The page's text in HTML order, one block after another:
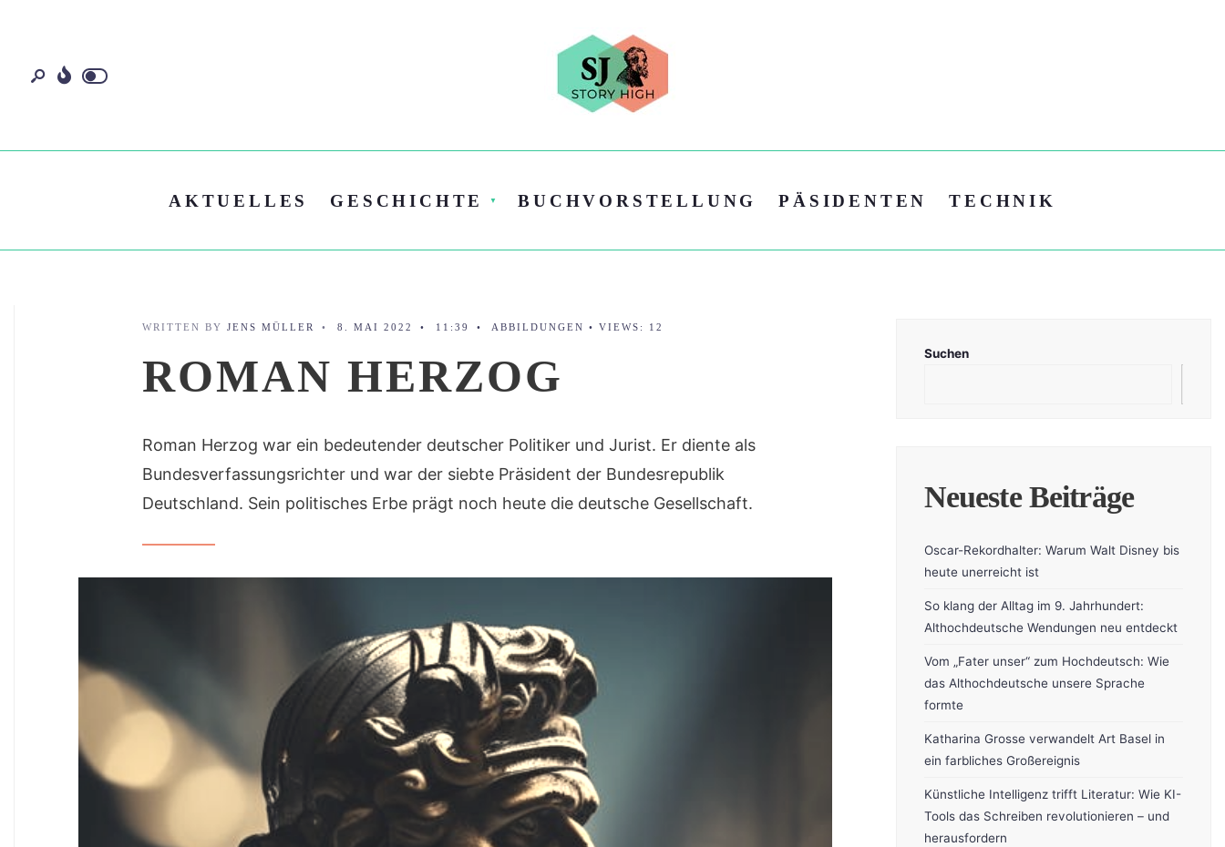
AKTUELLES GESCHICHTE BUCHVORSTELLUNG PÄSIDENTEN TECHNIK
WRITTEN BY JENS MÜLLER • 8. MAI 2022 • 11:39 • ABBILDUNGEN • VIEWS: 12
ROMAN HERZOG
Roman Herzog war ein bedeutender deutscher Politiker und Jurist. Er diente als
Bundesverfassungsrichter und war der siebte Präsident der Bundesrepublik
Deutschland. Sein politisches Erbe prägt noch heute die deutsche Gesellschaft.
Suchen
Neueste Beiträge
Oscar-Rekordhalter: Warum Walt Disney bis
heute unerreicht ist
So klang der Alltag im 9. Jahrhundert:
Althochdeutsche Wendungen neu entdeckt
Vom „Fater unser“ zum Hochdeutsch: Wie
das Althochdeutsche unsere Sprache
formte
Katharina Grosse verwandelt Art Basel in
ein farbliches Großereignis
Künstliche Intelligenz trifft Literatur: Wie KI-
Tools das Schreiben revolutionieren – und
herausfordern